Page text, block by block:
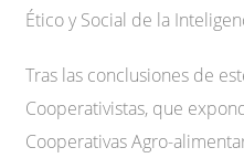
Ético y Social de la
Tras las conclusiones de
Cooperativistas, que
Cooperativas Agro-